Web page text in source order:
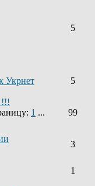
5
Укрнет 5
1 ...
99
3
1